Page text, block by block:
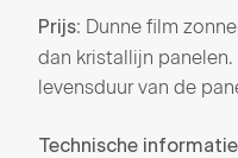
Prijs: Dunne film
dan kristallijn
levensduur van de
Technische informatie